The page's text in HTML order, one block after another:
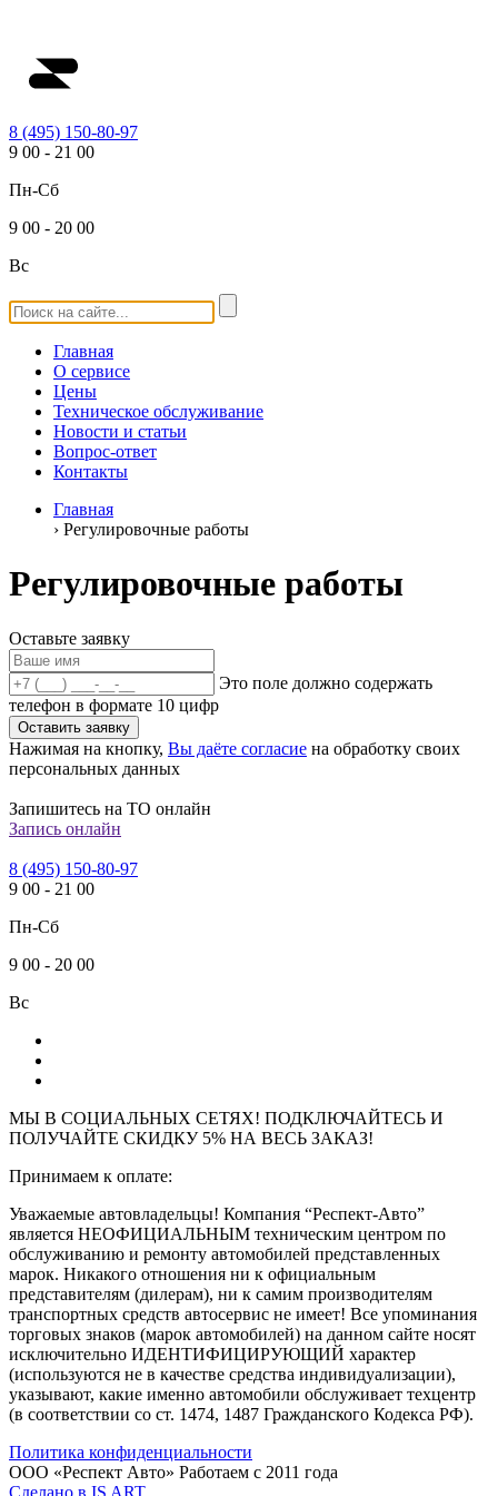
8 (495) 150-80-97
9 00 - 21 00
Пн-Сб
9 00 - 20 00
Вс
Главная
О сервисе
Цены
Техническое обслуживание
Новости и статьи
Вопрос-ответ
Контакты
Главная
› Регулировочные работы
Регулировочные работы
Оставьте заявку
Это поле должно содержать
телефон в формате 10 цифр
Оставить заявку
Нажимая на кнопку, Вы даёте согласие на обработку своих
персональных данных
Запишитесь на ТО онлайн
Запись онлайн
8 (495) 150-80-97
9 00 - 21 00
Пн-Сб
9 00 - 20 00
Вс
МЫ В СОЦИАЛЬНЫХ СЕТЯХ! ПОДКЛЮЧАЙТЕСЬ И
ПОЛУЧАЙТЕ СКИДКУ 5% НА ВЕСЬ ЗАКАЗ!
Принимаем к оплате:
Уважаемые автовладельцы! Компания “Респект-Авто”
является НЕОФИЦИАЛЬНЫМ техническим центром по
обслуживанию и ремонту автомобилей представленных
марок. Никакого отношения ни к официальным
представителям (дилерам), ни к самим производителям
транспортных средств автосервис не имеет! Все упоминания
торговых знаков (марок автомобилей) на данном сайте носят
исключительно ИДЕНТИФИЦИРУЮЩИЙ характер
(используются не в качестве средства индивидуализации),
указывают, какие именно автомобили обслуживает техцентр
(в соответствии со ст. 1474, 1487 Гражданского Кодекса РФ).
Политика конфиденциальности
ООО «Респект Авто» Работаем с 2011 года
Сделано в IS ART